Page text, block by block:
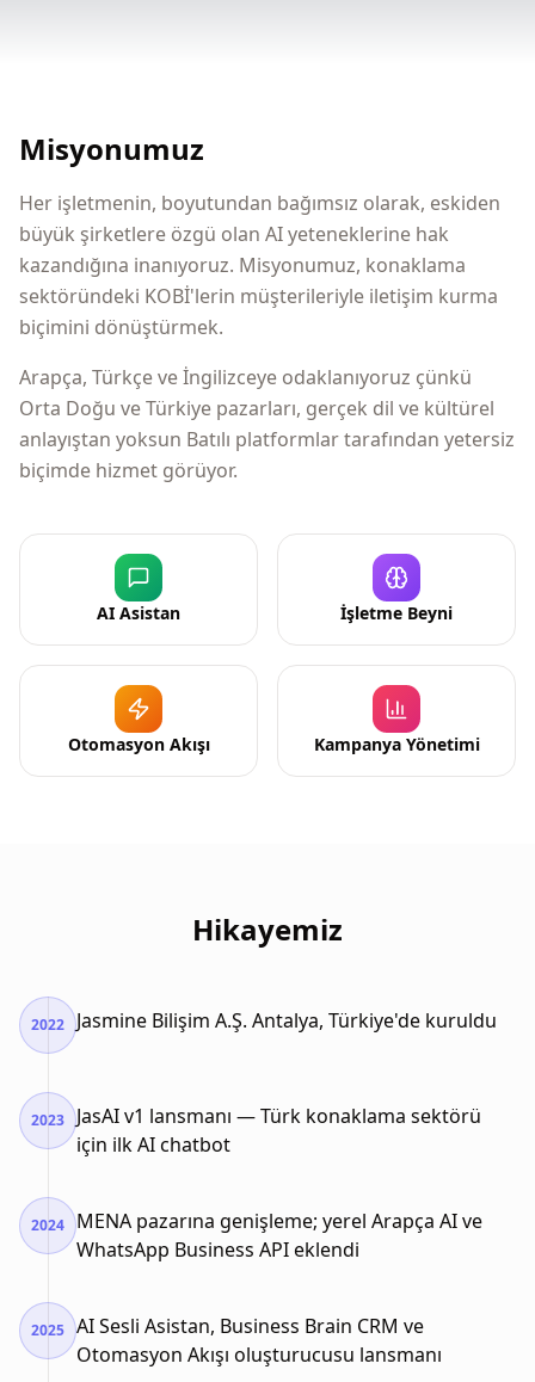
Misyonumuz
Her işletmenin, boyutundan bağımsız olarak, eskiden
büyük şirketlere özgü olan AI yeteneklerine hak
kazandığına inanıyoruz. Misyonumuz, konaklama
sektöründeki KOBİ'lerin müşterileriyle iletişim kurma
biçimini dönüştürmek.
Arapça, Türkçe ve İngilizceye odaklanıyoruz çünkü
Orta Doğu ve Türkiye pazarları, gerçek dil ve kültürel
anlayıştan yoksun Batılı platformlar tarafından yetersiz
biçimde hizmet görüyor.
AI Asistan İşletme Beyni
Otomasyon Akışı Kampanya Yönetimi
Hikayemiz
2022 Jasmine Bilişim A.Ş. Antalya, Türkiye'de kuruldu
2023
JasAI v1 lansmanı — Türk konaklama sektörü
için ilk AI chatbot
2024
MENA pazarına genişleme; yerel Arapça AI ve
WhatsApp Business API eklendi
2025 AI Sesli Asistan, Business Brain CRM ve
Otomasyon Akışı oluşturucusu lansmanı